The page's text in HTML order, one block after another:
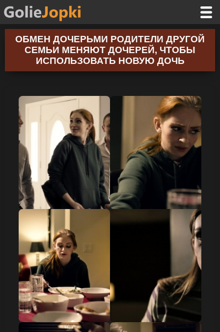
ОБМЕН ДОЧЕРЬМИ РОДИТЕЛИ ДРУГОЙ
СЕМЬИ МЕНЯЮТ ДОЧЕРЕЙ, ЧТОБЫ
ИСПОЛЬЗОВАТЬ НОВУЮ ДОЧЬ